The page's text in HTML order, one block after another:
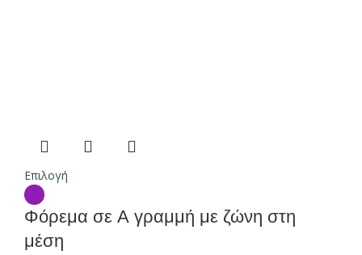
Επιλογή
Φόρεμα σε Α γραμμή με ζώνη στη
μέση